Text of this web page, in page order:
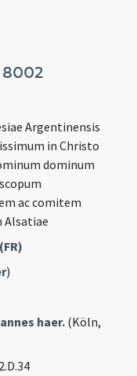
8002
Argentinensis
in Christo
dominum
ac comitem
Alsatiae
)
haer. (Köln,